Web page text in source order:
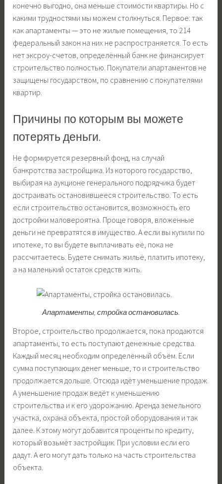
конечно выгодно, она меньше стоимости квартиры. Но с
какими трудностями мы можем столкнуться. Первое: так
как апартаменты — это не жилые помещения, то 214
федеральный закон на них не распространяется. То есть
нет эксроу-счетов, определённый банк не финансирует
строительство полностью. Покупатели апартаментов не
защищены государством, по сравнению с покупателями
квартир.
Причины по которым вы можете
потерять деньги.
Не формируется резервный фонд, на случай
банкротства застройщика. Из которого государство,
выбирая на аукционе генерального подрядчика будет
достраивать остановившееся строительство. То есть
если строительство остановится, возможность его
достройки маловероятна. Проще говоря, вложенные
деньги не превратятся в имущество. А если вы купили по
ипотеке, то вы будете выплачивать её, пока не
рассчитаетесь. Будете снимать жильё, платить ипотеку,
а на маленький остаток средств жить.
Апартаменты, стройка остановилась.
Второе, строительство продолжается, пока продаются
апартаменты, то есть поступают денежные средства.
Каждый месяц необходим определённый объём. Если
сумма поступающих денег меньше, то и строительство
продолжается дольше. Отсюда идёт уменьшение продаж.
А уменьшение продаж ведёт к уменьшению
строительства и к его удорожанию. Аренда земельного
участка, охрана объекта, простой оборудования и так
далее. К этому могут добавится проценты по кредиту,
который возьмёт застройщик. При условии если его
дадут. А его могут дать только на часть строительства
объекта.